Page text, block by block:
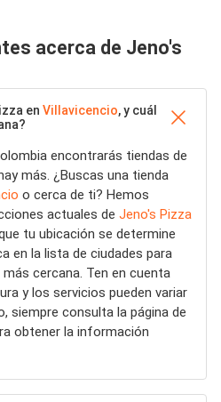
acerca de Jeno's
en Villavicencio, y cuál
encontrarás tiendas de
más. ¿Buscas una tienda
o cerca de ti? Hemos
actuales de Jeno's Pizza
tu ubicación se determine
en la lista de ciudades para
más cercana. Ten en cuenta
y los servicios pueden variar
siempre consulta la página de
obtener la información